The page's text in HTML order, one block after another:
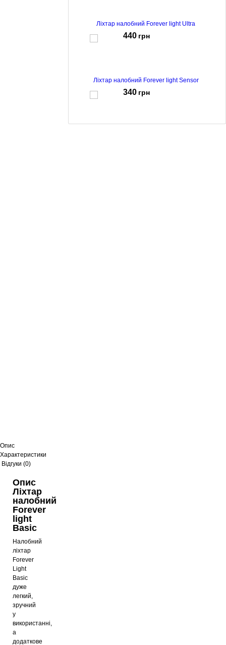
Ліхтар налобний Forever light Ultra
440 грн
Ліхтар налобний Forever light Sensor
340 грн
Опис
Характеристики
Відгуки (0)
Опис
Ліхтар
налобний
Forever
light
Basic
Налобний
ліхтар
Forever
Light
Basic
дуже
легкий,
зручний
у
використанні,
а
додаткове